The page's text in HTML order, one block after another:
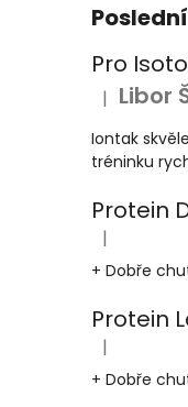
| Libor
Iontak
tréninku
|
+ Dobře
|
+ Dobře